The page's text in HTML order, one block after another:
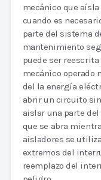
mecánico que
cuando es
parte del sistema
mantenimiento
puede ser
mecánico operado
del la energía
abrir un circuito
aislar una parte
que se abra
aisladores se
extremos del
reemplazo del